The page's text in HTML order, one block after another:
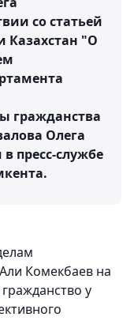
со статьей
Казахстан "О
гражданства
Олега
пресс-службе
Комекбаев на
у